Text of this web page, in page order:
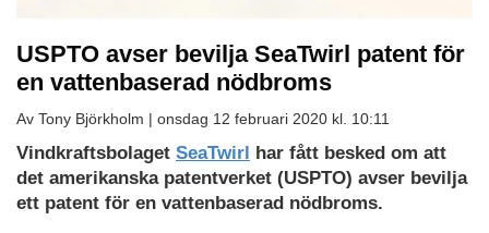
USPTO avser bevilja SeaTwirl patent för
en vattenbaserad nödbroms
Av Tony Björkholm | onsdag 12 februari 2020 kl. 10:11
Vindkraftsbolaget SeaTwirl har fått besked om att
det amerikanska patentverket (USPTO) avser bevilja
ett patent för en vattenbaserad nödbroms.